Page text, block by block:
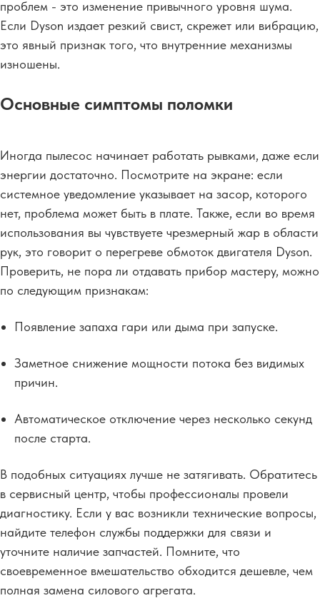
проблем - это изменение привычного уровня шума.
Если Dyson издает резкий свист, скрежет или вибрацию,
это явный признак того, что внутренние механизмы
изношены.
Основные симптомы поломки
Иногда пылесос начинает работать рывками, даже если
энергии достаточно. Посмотрите на экране: если
системное уведомление указывает на засор, которого
нет, проблема может быть в плате. Также, если во время
использования вы чувствуете чрезмерный жар в области
рук, это говорит о перегреве обмоток двигателя Dyson.
Проверить, не пора ли отдавать прибор мастеру, можно
по следующим признакам:
Появление запаха гари или дыма при запуске.
Заметное снижение мощности потока без видимых
причин.
Автоматическое отключение через несколько секунд
после старта.
В подобных ситуациях лучше не затягивать. Обратитесь
в сервисный центр, чтобы профессионалы провели
диагностику. Если у вас возникли технические вопросы,
найдите телефон службы поддержки для связи и
уточните наличие запчастей. Помните, что
своевременное вмешательство обходится дешевле, чем
полная замена силового агрегата.